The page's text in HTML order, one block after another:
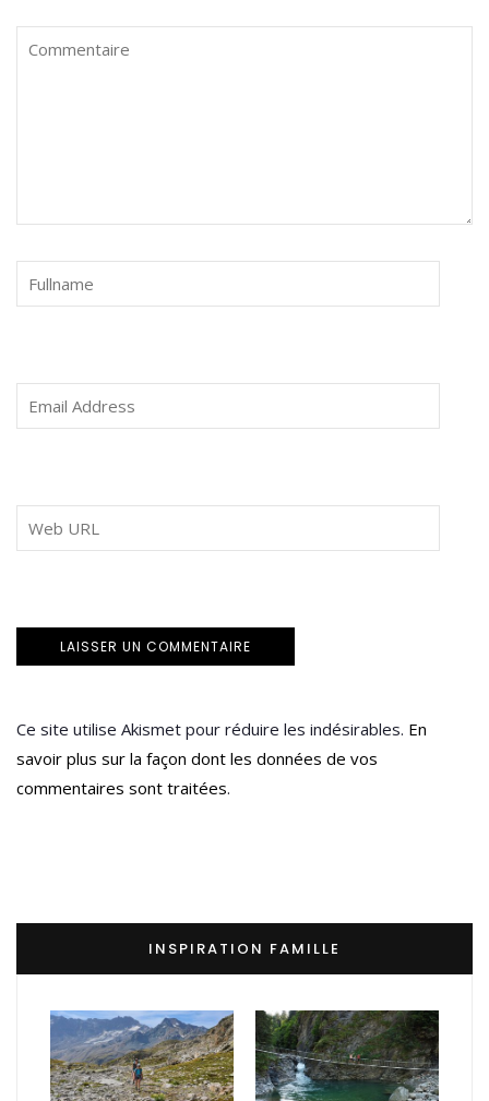
Ce site utilise Akismet pour réduire les indésirables. En
savoir plus sur la façon dont les données de vos
commentaires sont traitées.
INSPIRATION FAMILLE